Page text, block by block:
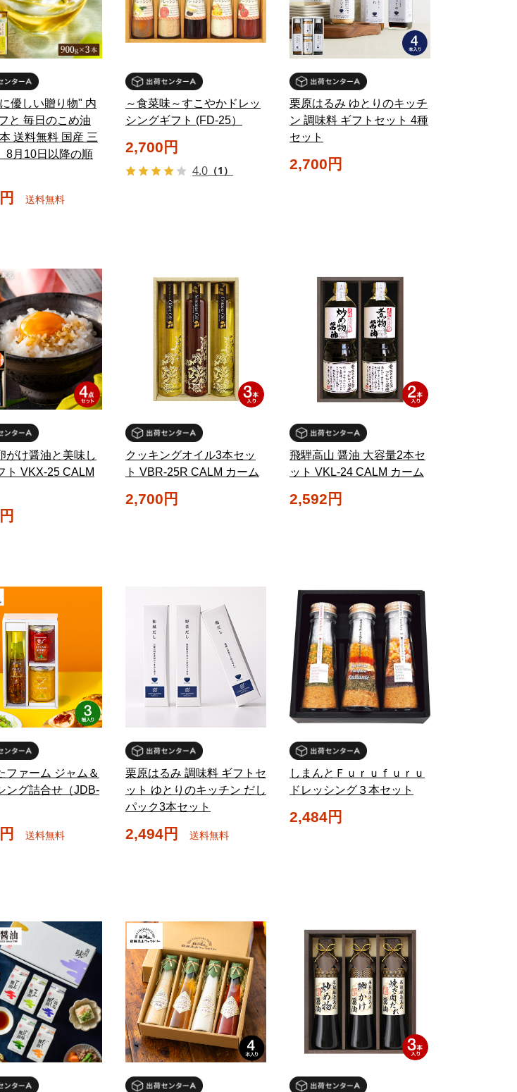
優しい贈り物" 内
と 毎日のこめ油
送料無料 国産 三
月10日以降の順
送料無料
～食菜味～すこやかドレッ
シングギフト (FD-25）
2,700円
4.0 （1）
栗原はるみ ゆとりのキッチ
ン 調味料 ギフトセット 4種
セット
2,700円
がけ醤油と美味し
ト VKX-25 CALM
クッキングオイル3本セッ
ト VBR-25R CALM カーム
2,700円
飛騨高山 醤油 大容量2本セ
ット VKL-24 CALM カーム
2,592円
ファーム ジャム＆
ング詰合せ（JDB-
送料無料
栗原はるみ 調味料 ギフトセ
ット ゆとりのキッチン だし
パック3本セット
2,494円 送料無料
しまんとＦｕｒｕｆｕｒｕ
ドレッシング３本セット
2,484円